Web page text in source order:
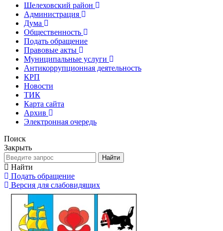
Шелеховский район
Администрация
Дума
Общественность
Подать обращение
Правовые акты
Муниципальные услуги
Антикоррупционная деятельность
КРП
Новости
ТИК
Карта сайта
Архив
Электронная очередь
Поиск
Закрыть
Найти
Найти
Подать обращение
Версия для слабовидящих